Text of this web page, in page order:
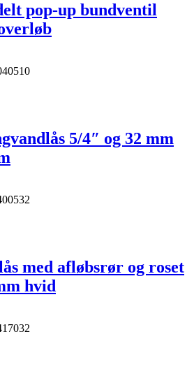
pop-up bundventil
5/4″ og 32 mm
med afløbsrør og roset
hvid